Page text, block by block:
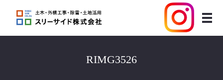
メ
RIMG3526